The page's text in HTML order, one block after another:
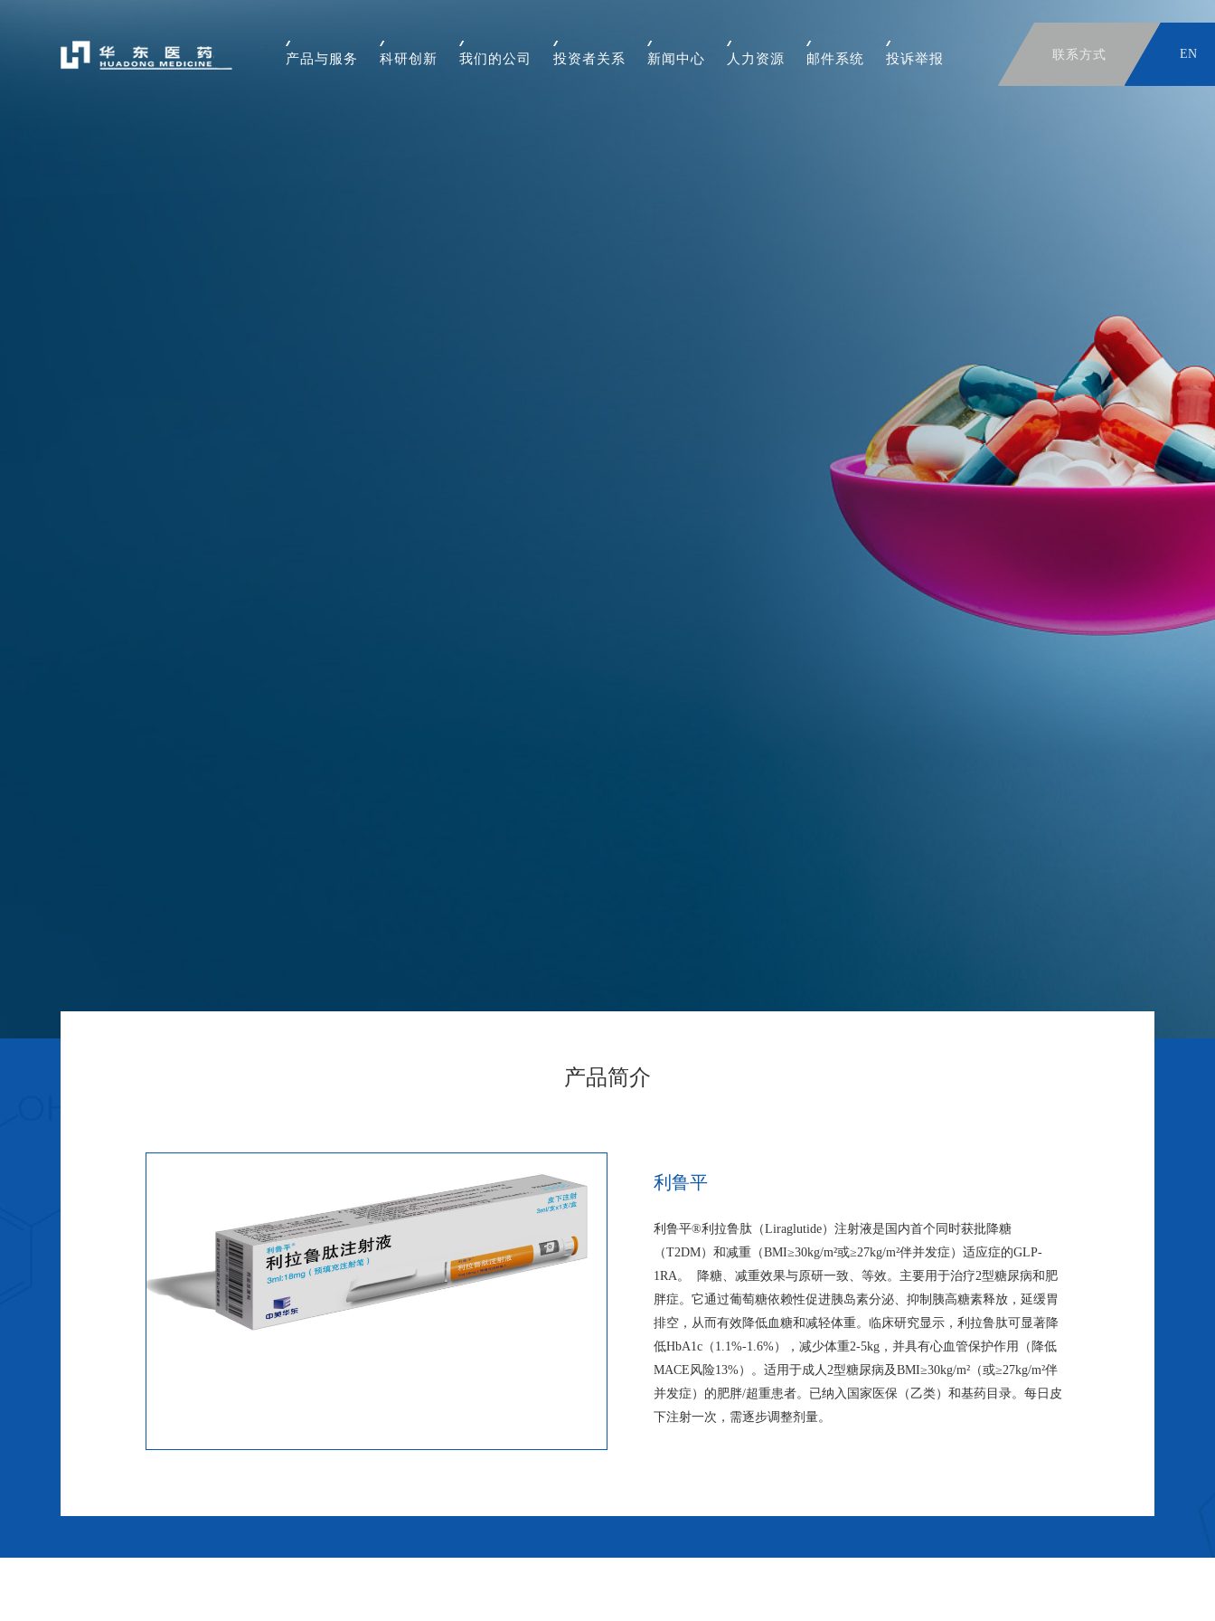
产品与服务 科研创新 我们的公司 投资者关系 新闻中心 人力资源 邮件系统 投诉举报 联系方式 EN
产品简介
利鲁平
利鲁平®利拉鲁肽（Liraglutide）注射液是国内首个同时获批降糖
（T2DM）和减重（BMI≥30kg/m²或≥27kg/m²伴并发症）适应症的GLP-
1RA。 降糖、减重效果与原研一致、等效。主要用于治疗2型糖尿病和肥
胖症。它通过葡萄糖依赖性促进胰岛素分泌、抑制胰高糖素释放，延缓胃
排空，从而有效降低血糖和减轻体重。临床研究显示，利拉鲁肽可显著降
低HbA1c（1.1%-1.6%），减少体重2-5kg，并具有心血管保护作用（降低
MACE风险13%）。适用于成人2型糖尿病及BMI≥30kg/m²（或≥27kg/m²伴
并发症）的肥胖/超重患者。已纳入国家医保（乙类）和基药目录。每日皮
下注射一次，需逐步调整剂量。